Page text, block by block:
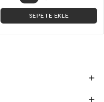
SEPETE EKLE